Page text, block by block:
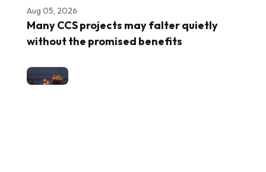
Aug 05, 2026
Many CCS projects may falter quietly
without the promised benefits